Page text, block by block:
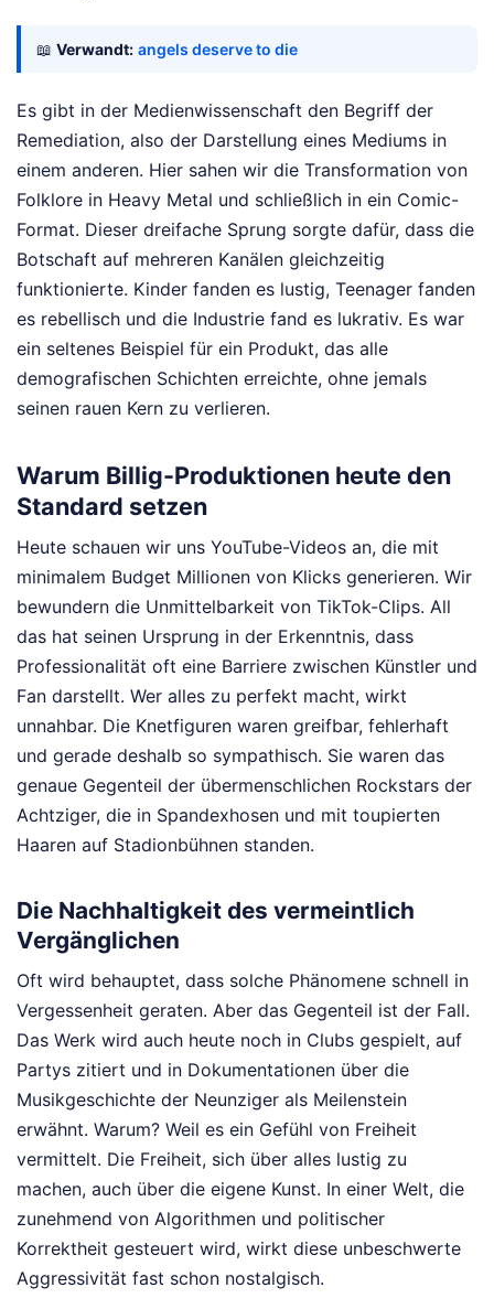
📖 Verwandt: angels deserve to die
Es gibt in der Medienwissenschaft den Begriff der
Remediation, also der Darstellung eines Mediums in
einem anderen. Hier sahen wir die Transformation von
Folklore in Heavy Metal und schließlich in ein Comic-
Format. Dieser dreifache Sprung sorgte dafür, dass die
Botschaft auf mehreren Kanälen gleichzeitig
funktionierte. Kinder fanden es lustig, Teenager fanden
es rebellisch und die Industrie fand es lukrativ. Es war
ein seltenes Beispiel für ein Produkt, das alle
demografischen Schichten erreichte, ohne jemals
seinen rauen Kern zu verlieren.
Warum Billig-Produktionen heute den
Standard setzen
Heute schauen wir uns YouTube-Videos an, die mit
minimalem Budget Millionen von Klicks generieren. Wir
bewundern die Unmittelbarkeit von TikTok-Clips. All
das hat seinen Ursprung in der Erkenntnis, dass
Professionalität oft eine Barriere zwischen Künstler und
Fan darstellt. Wer alles zu perfekt macht, wirkt
unnahbar. Die Knetfiguren waren greifbar, fehlerhaft
und gerade deshalb so sympathisch. Sie waren das
genaue Gegenteil der übermenschlichen Rockstars der
Achtziger, die in Spandexhosen und mit toupierten
Haaren auf Stadionbühnen standen.
Die Nachhaltigkeit des vermeintlich
Vergänglichen
Oft wird behauptet, dass solche Phänomene schnell in
Vergessenheit geraten. Aber das Gegenteil ist der Fall.
Das Werk wird auch heute noch in Clubs gespielt, auf
Partys zitiert und in Dokumentationen über die
Musikgeschichte der Neunziger als Meilenstein
erwähnt. Warum? Weil es ein Gefühl von Freiheit
vermittelt. Die Freiheit, sich über alles lustig zu
machen, auch über die eigene Kunst. In einer Welt, die
zunehmend von Algorithmen und politischer
Korrektheit gesteuert wird, wirkt diese unbeschwerte
Aggressivität fast schon nostalgisch.